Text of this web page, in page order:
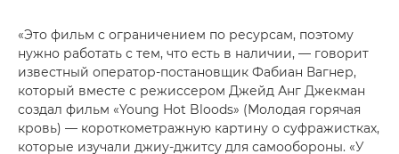
«Это фильм с ограничением по ресурсам, поэтому
нужно работать с тем, что есть в наличии, — говорит
известный оператор-постановщик Фабиан Вагнер,
который вместе с режиссером Джейд Анг Джекман
создал фильм «Young Hot Bloods» (Молодая горячая
кровь) — короткометражную картину о суфражистках,
которые изучали джиу-джитсу для самообороны. «У